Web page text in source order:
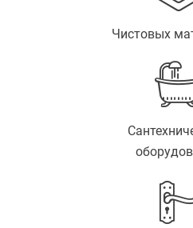
Чистовых